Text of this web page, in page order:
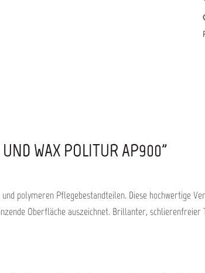
WAX POLITUR AP900"
polymeren Pflegebestandteilen. Diese hochwertige
Oberfläche auszeichnet. Brillanter,